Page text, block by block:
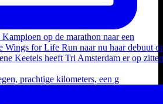
prachtige kilometers, een g